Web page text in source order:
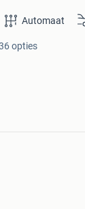
Automaat
opties